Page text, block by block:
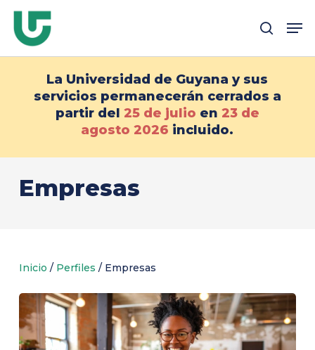
principal
busque en
La Universidad de Guyana y sus
servicios permanecerán cerrados a
partir del 25 de julio en 23 de
agosto 2026 incluido.
Empresas
Inicio / Perfiles / Empresas